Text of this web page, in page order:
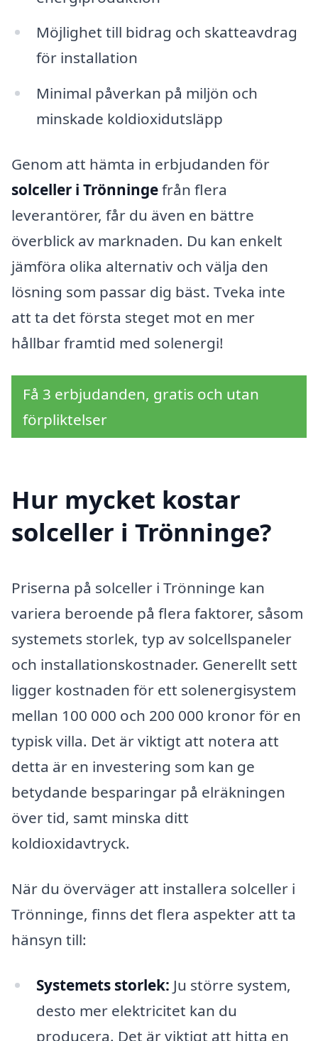
Möjlighet till bidrag och skatteavdrag
för installation
Minimal påverkan på miljön och
minskade koldioxidutsläpp
Genom att hämta in erbjudanden för
solceller i Trönningefrån flera
leverantörer, får du även en bättre
överblick av marknaden. Du kan enkelt
jämföra olika alternativ och välja den
lösning som passar dig bäst. Tveka inte
att ta det första steget mot en mer
hållbar framtid med solenergi!
Få 3 erbjudanden, gratis och utan
förpliktelser
Hur mycket kostar
solceller i Trönninge?
Priserna på solceller i Trönninge kan
variera beroende på flera faktorer, såsom
systemets storlek, typ av solcellspaneler
och installationskostnader. Generellt sett
ligger kostnaden för ett solenergisystem
mellan 100 000 och 200 000 kronor för en
typisk villa. Det är viktigt att notera att
detta är en investering som kan ge
betydande besparingar på elräkningen
över tid, samt minska ditt
koldioxidavtryck.
När du överväger att installera solceller i
Trönninge, finns det flera aspekter att ta
hänsyn till:
Systemets storlek: Ju större system,
desto mer elektricitet kan du
producera. Det är viktigt att hitta en